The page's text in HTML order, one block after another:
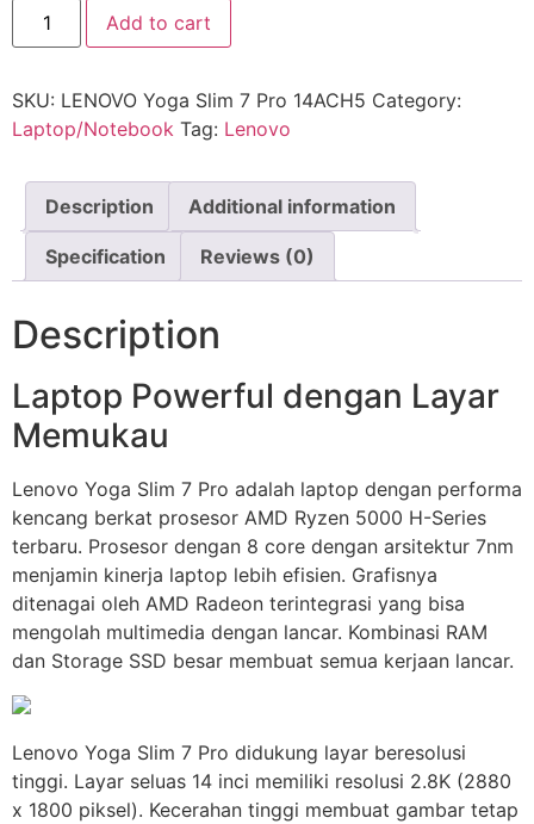
Add to cart
SKU: LENOVO Yoga Slim 7 Pro 14ACH5 Category:
Laptop/Notebook Tag: Lenovo
Description Additional information
Specification Reviews (0)
Description
Laptop Powerful dengan Layar
Memukau
Lenovo Yoga Slim 7 Pro adalah laptop dengan performa
kencang berkat prosesor AMD Ryzen 5000 H-Series
terbaru. Prosesor dengan 8 core dengan arsitektur 7nm
menjamin kinerja laptop lebih efisien. Grafisnya
ditenagai oleh AMD Radeon terintegrasi yang bisa
mengolah multimedia dengan lancar. Kombinasi RAM
dan Storage SSD besar membuat semua kerjaan lancar.
Lenovo Yoga Slim 7 Pro didukung layar beresolusi
tinggi. Layar seluas 14 inci memiliki resolusi 2.8K (2880
x 1800 piksel). Kecerahan tinggi membuat gambar tetap